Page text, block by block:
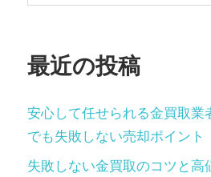
最近の投稿
安心して任せられる金買取業
でも失敗しない売却ポイント
失敗しない金買取のコツと高